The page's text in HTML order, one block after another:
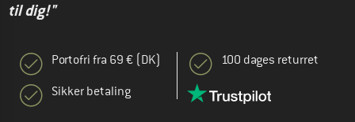
til dig!"
Portofri fra 69 € (DK)
Sikker betaling
100 dages returret